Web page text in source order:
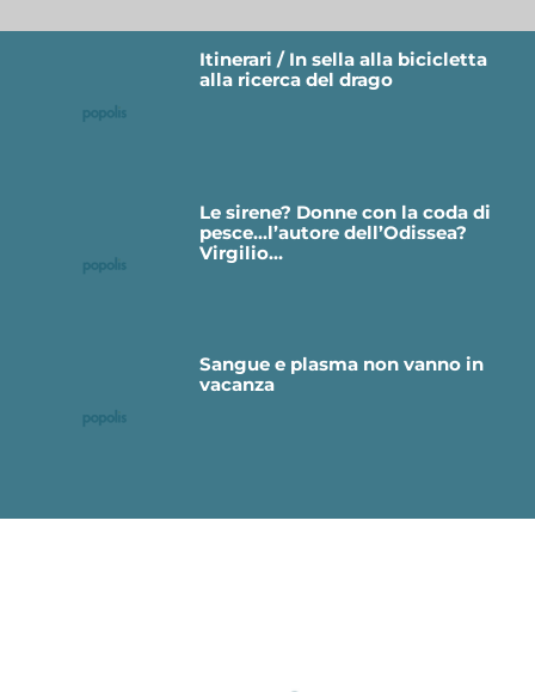
Itinerari / In sella alla bicicletta
alla ricerca del drago
Le sirene? Donne con la coda di
pesce…l’autore dell’Odissea?
Virgilio…
Sangue e plasma non vanno in
vacanza